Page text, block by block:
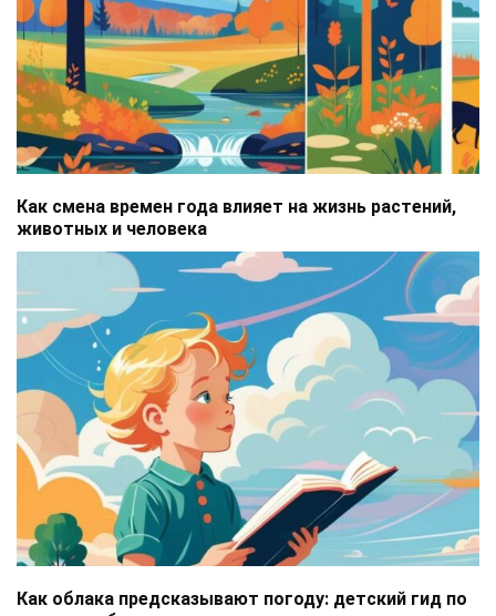
Как смена времен года влияет на жизнь растений,
животных и человека
Как облака предсказывают погоду: детский гид по